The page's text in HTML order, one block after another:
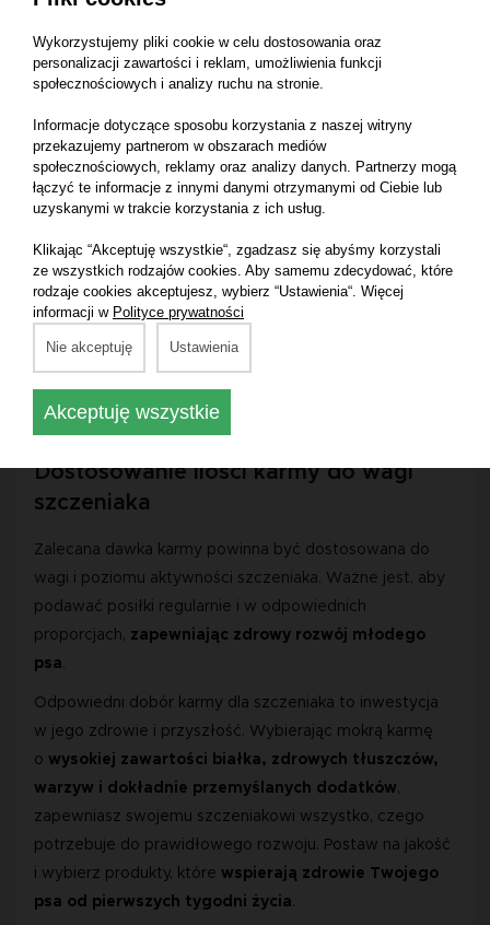
psów.
Zbilansowana formuła bez zbędnych
Najlepsza karma dla szczeniaka to taka, która
dostarcza wszystkich niezbędnych składników
odżywczych bez tanich, niepotrzebnych wypełniaczy,
wprowadzając żadnych cennych dodatków. Eliminując
wszystko, co zbędne w diecie szczeniaków, unikasz
ryzyka alergii i nietolerancji pokarmowych. Zdrowa karma
powinna zawierać wyłącznie
rozwoju i dbają o niego od samego początku.
Dostosowanie ilości karmy do wagi
szczeniaka
Zalecana dawka karmy powinna być dostosowana do
wagi i poziomu aktywności szczeniaka. Ważne jest, aby
podawać posiłki regularnie i w odpowiednich
proporcjach, zapewniając zdrowy rozwój młodego
psa.
Odpowiedni dobór karmy dla szczeniaka to inwestycja
w jego zdrowie i przyszłość. Wybierając mokrą karmę
o wysokiej zawartości białka, zdrowych tłuszczów,
warzyw i dokładnie przemyślanych dodatków,
zapewniasz swojemu szczeniakowi wszystko, czego
potrzebuje do prawidłowego rozwoju. Postaw na jakość
i wybierz produkty, które wspierają zdrowie Twojego
psa od pierwszych tygodni życia.
Wykorzystujemy pliki cookie w celu dostosowania oraz
personalizacji zawartości i reklam, umożliwienia funkcji
społecznościowych i analizy ruchu na stronie.
Informacje dotyczące sposobu korzystania z naszej witryny
przekazujemy partnerom w obszarach mediów
społecznościowych, reklamy oraz analizy danych. Partnerzy mogą
łączyć te informacje z innymi danymi otrzymanymi od Ciebie lub
uzyskanymi w trakcie korzystania z ich usług.
Klikając “Akceptuję wszystkie“, zgadzasz się abyśmy korzystali
ze wszystkich rodzajów cookies. Aby samemu zdecydować, które
rodzaje cookies akceptujesz, wybierz “Ustawienia“. Więcej
informacji w Polityce prywatności
Nie akceptuję Ustawienia
Akceptuję wszystkie